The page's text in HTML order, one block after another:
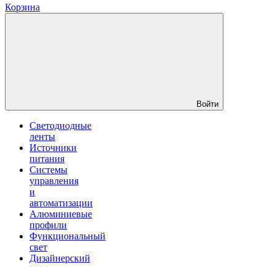
Корзина
Войти
Светодиодные
ленты
Источники
питания
Системы
управления
и
автоматизации
Алюминиевые
профили
Функциональный
свет
Дизайнерский